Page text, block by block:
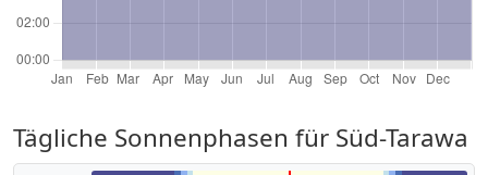
Tägliche Sonnenphasen für Süd-Tarawa